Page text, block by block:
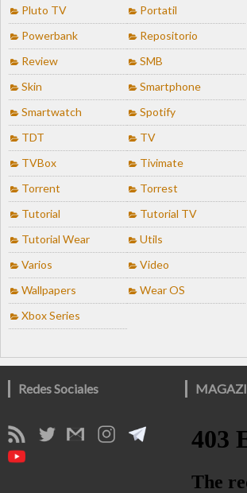
Pluto TV
Portatil
Powerbank
Repositorio
Review
SMB
Skin
Smartphone
Smartwatch
Spotify
TDT
TV
TVBox
Tivimate
Torrent
Torrest
Tutorial
Tutorial TV
Tutorial Wear
Utils
Varios
Video
Wallpapers
Wear OS
Xbox Series
Redes Sociales